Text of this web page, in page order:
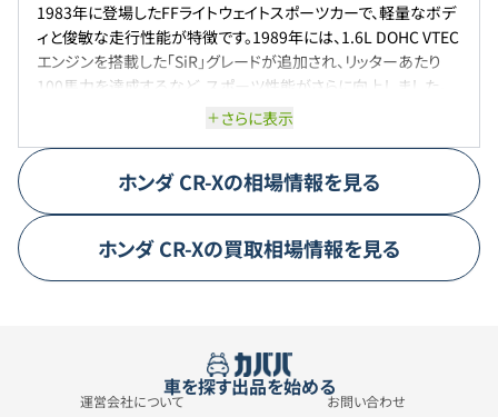
1983年に登場したFFライトウェイトスポーツカーで、軽量なボデ
ィと俊敏な走行性能が特徴です。1989年には、1.6L DOHC VTEC
エンジンを搭載した「SiR」グレードが追加され、リッターあたり
100馬力を達成するなど、スポーツ性能がさらに向上しました。
1992年には、電動開閉式ルーフ「トランストップ」を備えた「CR-X
スタイルを提案しました。
さらに表示
ホンダ CR-Xの相場情報を見る
ホンダ CR-Xの買取相場情報を見る
車を探す出品を始める
運営会社について お問い合わせ